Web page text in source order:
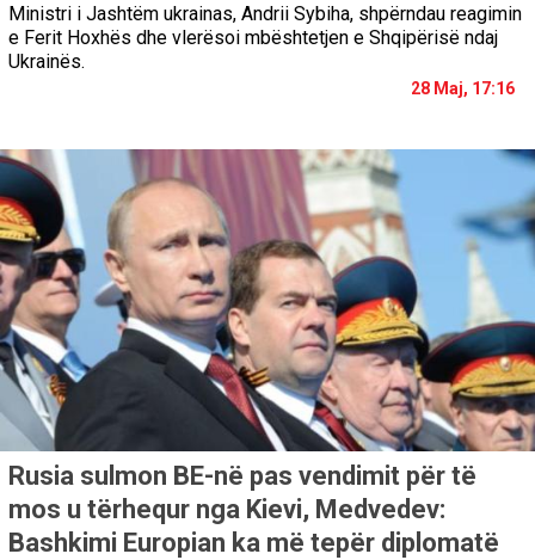
Ministri i Jashtëm ukrainas, Andrii Sybiha, shpërndau reagimin
e Ferit Hoxhës dhe vlerësoi mbështetjen e Shqipërisë ndaj
Ukrainës.
28 Maj, 17:16
Rusia sulmon BE-në pas vendimit për të
mos u tërhequr nga Kievi, Medvedev:
Bashkimi Europian ka më tepër diplomatë